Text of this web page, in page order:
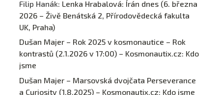
Filip Hanák: Lenka Hrabalová: Írán dnes (6. března
2026 – Živě Benátská 2, Přírodovědecká fakulta
UK, Praha)
Dušan Majer – Rok 2025 v kosmonautice – Rok
kontrastů (2.1.2026 v 17:00) – Kosmonautix.cz: Kdo
jsme
Dušan Majer – Marsovská dvojčata Perseverance
a Curiosity (1.8.2025) – Kosmonautix.cz: Kdo jsme